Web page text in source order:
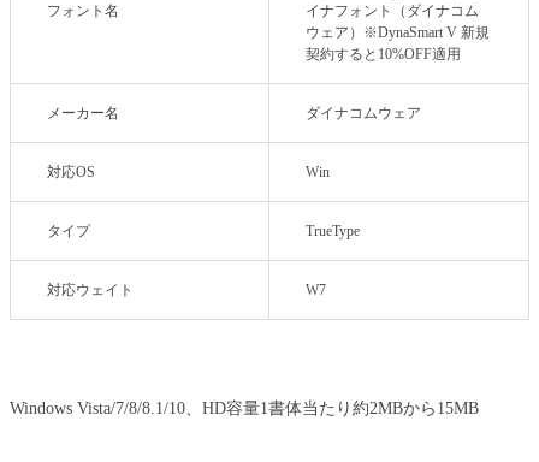
フォント名
イナフォント（ダイナコム
ウェア）※DynaSmart V 新規
契約すると10%OFF適用
メーカー名 ダイナコムウェア
対応OS Win
タイプ TrueType
対応ウェイト W7
Windows Vista/7/8/8.1/10、HD容量1書体当たり約2MBから15MB